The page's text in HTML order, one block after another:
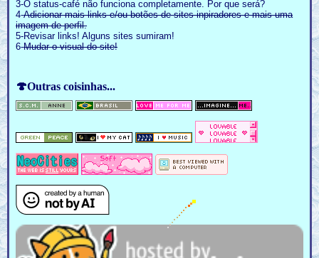
3-O status-café não funciona completamente. Por que será?
4-Adicionar mais links e/ou botões de sites inpiradores e mais uma
imagem de perfil.
5-Revisar links! Alguns sites sumiram!
6-Mudar o visual do site!
🍄Outras coisinhas...